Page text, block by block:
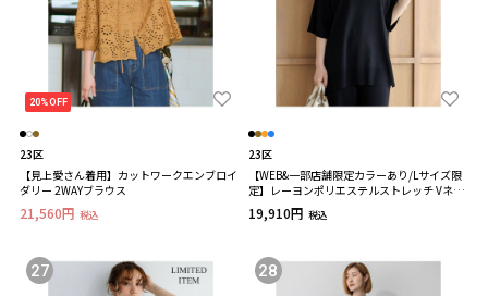
20%OFF
23区
【見上愛さん着用】カットワークエンブロイ
ダリー 2WAYブラウス
21,560円 税込
23区
【WEB&一部店舗限定カラーあり/Lサイズ限
定】レーヨンポリエステルストレッチ Vネッ
ク ニット
19,910円 税込
27 28